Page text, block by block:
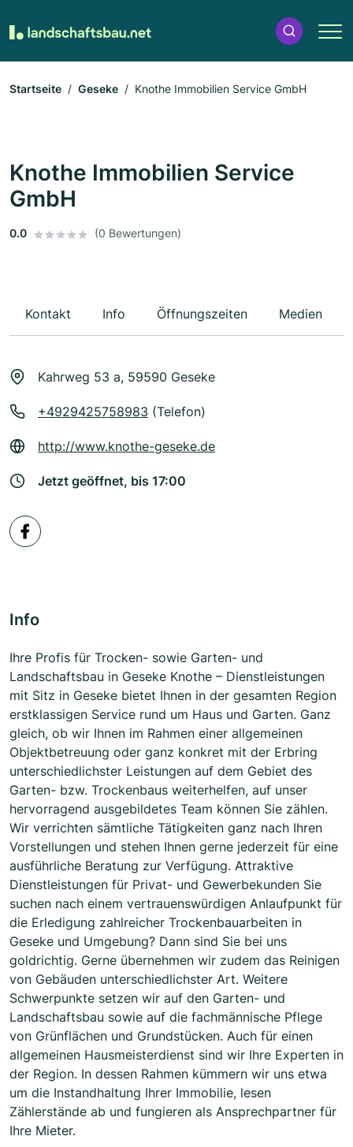
Startseite Geseke Knothe Immobilien Service GmbH
Knothe Immobilien Service
GmbH
0.0 (0 Bewertungen)
Kontakt Info Öffnungszeiten Medien
Kahrweg 53 a, 59590 Geseke
+4929425758983 (Telefon)
http://www.knothe-geseke.de
Jetzt geöffnet, bis 17:00
Info
Ihre Profis für Trocken- sowie Garten- und
Landschaftsbau in Geseke Knothe – Dienstleistungen
mit Sitz in Geseke bietet Ihnen in der gesamten Region
erstklassigen Service rund um Haus und Garten. Ganz
gleich, ob wir Ihnen im Rahmen einer allgemeinen
Objektbetreuung oder ganz konkret mit der Erbring
unterschiedlichster Leistungen auf dem Gebiet des
Garten- bzw. Trockenbaus weiterhelfen, auf unser
hervorragend ausgebildetes Team können Sie zählen.
Wir verrichten sämtliche Tätigkeiten ganz nach Ihren
Vorstellungen und stehen Ihnen gerne jederzeit für eine
ausführliche Beratung zur Verfügung. Attraktive
Dienstleistungen für Privat- und Gewerbekunden Sie
suchen nach einem vertrauenswürdigen Anlaufpunkt für
die Erledigung zahlreicher Trockenbauarbeiten in
Geseke und Umgebung? Dann sind Sie bei uns
goldrichtig. Gerne übernehmen wir zudem das Reinigen
von Gebäuden unterschiedlichster Art. Weitere
Schwerpunkte setzen wir auf den Garten- und
Landschaftsbau sowie auf die fachmännische Pflege
von Grünflächen und Grundstücken. Auch für einen
allgemeinen Hausmeisterdienst sind wir Ihre Experten in
der Region. In dessen Rahmen kümmern wir uns etwa
um die Instandhaltung Ihrer Immobilie, lesen
Zählerstände ab und fungieren als Ansprechpartner für
Ihre Mieter.